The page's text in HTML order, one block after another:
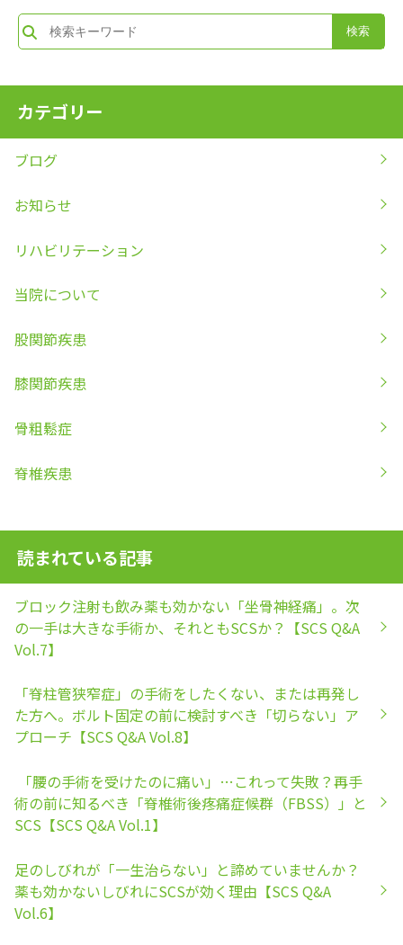
カテゴリー
ブログ
お知らせ
リハビリテーション
当院について
股関節疾患
膝関節疾患
骨粗鬆症
脊椎疾患
読まれている記事
ブロック注射も飲み薬も効かない「坐骨神経痛」。次
の一手は大きな手術か、それともSCSか？【SCS Q&A
Vol.7】
「脊柱管狭窄症」の手術をしたくない、または再発し
た方へ。ボルト固定の前に検討すべき「切らない」ア
プローチ【SCS Q&A Vol.8】
「腰の手術を受けたのに痛い」…これって失敗？再手
術の前に知るべき「脊椎術後疼痛症候群（FBSS）」と
SCS【SCS Q&A Vol.1】
足のしびれが「一生治らない」と諦めていませんか？
薬も効かないしびれにSCSが効く理由【SCS Q&A
Vol.6】